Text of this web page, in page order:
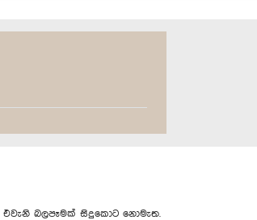
බලපෑමක් සිදුකොට නොමැත.